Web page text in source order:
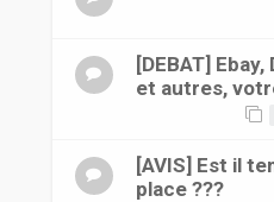
[DEBAT]
et autres,
[AVIS] Est il
place ???